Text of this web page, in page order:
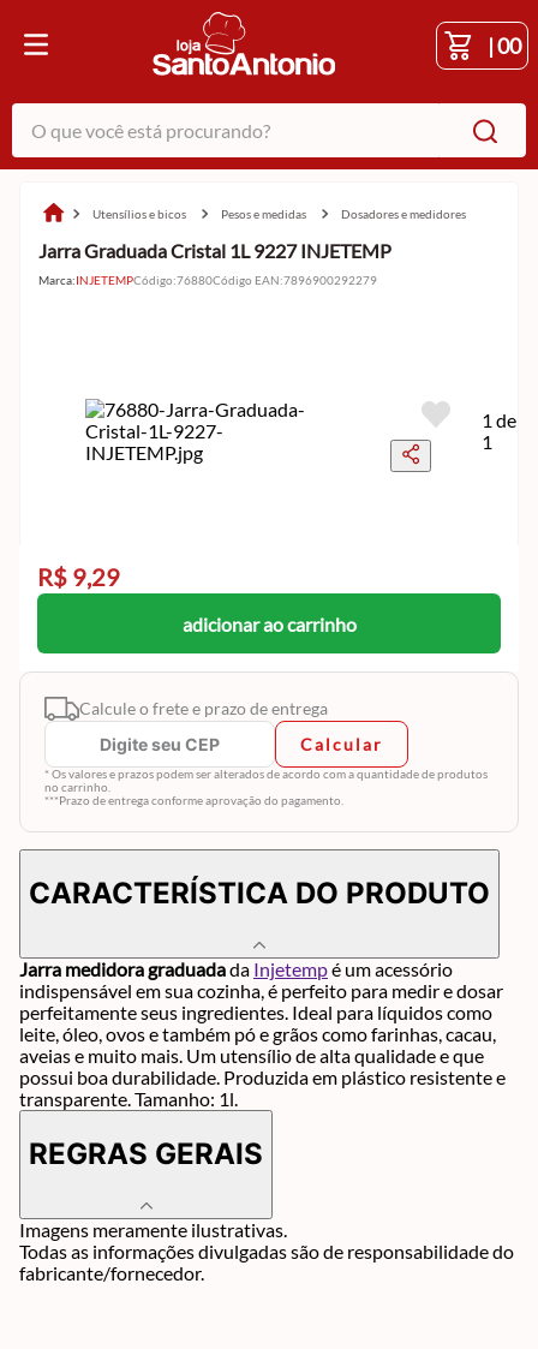
|00
O que você está procurando?
utensílios e bicos pesos e medidas dosadores e medidores
Jarra Graduada Cristal 1L 9227 INJETEMP
Marca:INJETEMPCódigo:76880Código EAN:7896900292279
1 de
1
R$ 9,29
adicionar ao carrinho
Calcule o frete e prazo de entrega
Calcular
* Os valores e prazos podem ser alterados de acordo com a quantidade de produtos
no carrinho.
***Prazo de entrega conforme aprovação do pagamento.
CARACTERÍSTICA DO PRODUTO
Jarra medidora graduadada Injetempé um acessório
indispensável em sua cozinha, é perfeito para medir e dosar
perfeitamente seus ingredientes. Ideal para líquidos como
leite, óleo, ovos e também pó e grãos como farinhas, cacau,
aveias e muito mais. Um utensílio de alta qualidade e que
possui boa durabilidade. Produzida em plástico resistente e
transparente. Tamanho: 1l.
REGRAS GERAIS
Imagens meramente ilustrativas.
Todas as informações divulgadas são de responsabilidade do
fabricante/fornecedor.